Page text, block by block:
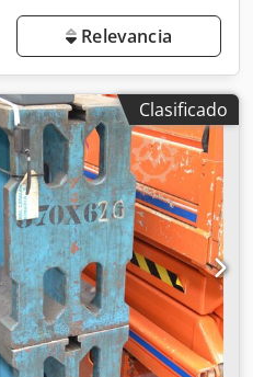
Relevancia
Clasificado